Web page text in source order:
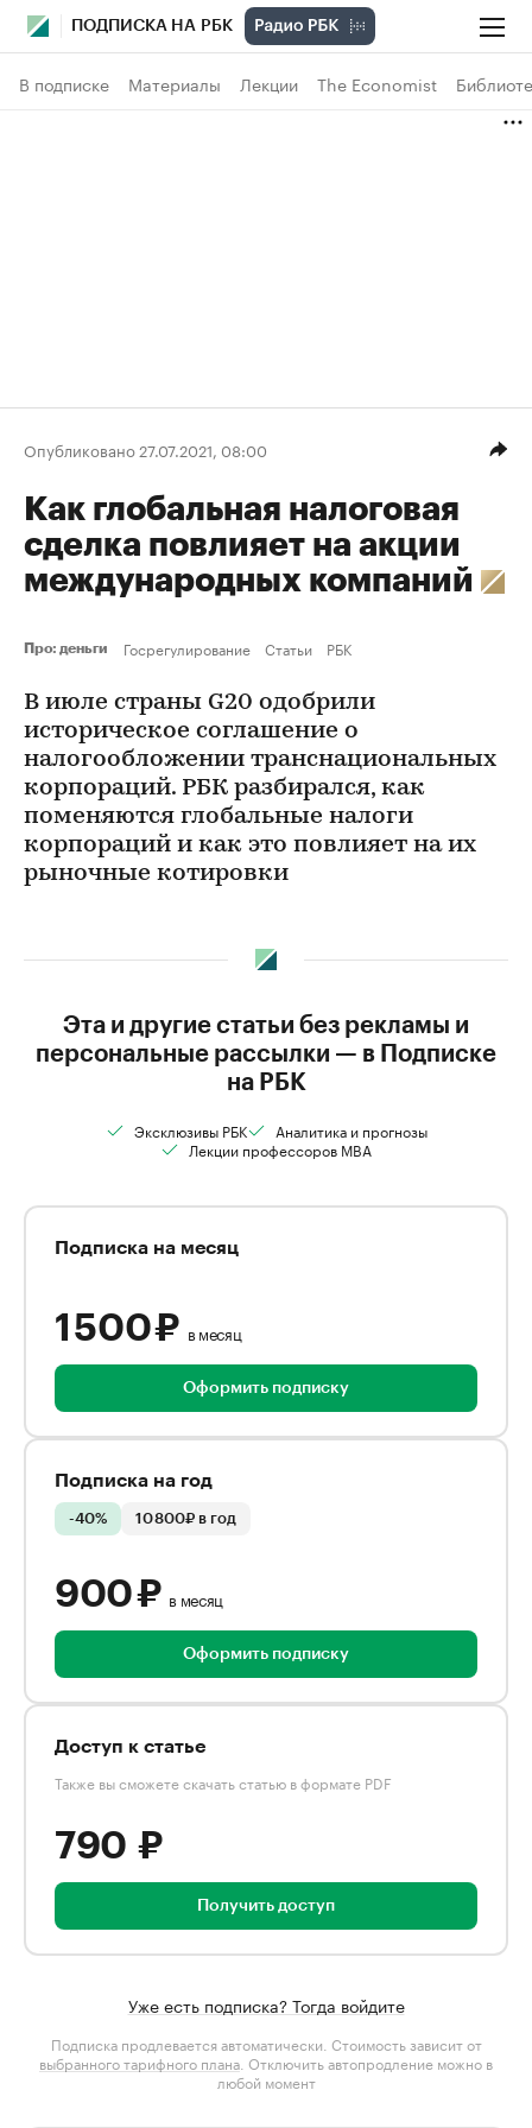
ПОДПИСКА НА РБК
В подписке Материалы Лекции The Economist
Опубликовано 27.07.2021, 08:00
Как глобальная налоговая
сделка повлияет на акции
международных компаний
Про: деньги Госрегулирование Статьи РБК
В июле страны G20 одобрили
историческое соглашение о
налогообложении транснациональных
корпораций. РБК разбирался, как
поменяются глобальные налоги
корпораций и как это повлияет на их
рыночные котировки
Эта и другие статьи без рекламы и
персональные рассылки — в Подписке
на РБК
Эксклюзивы РБК
Аналитика и прогнозы
Лекции профессоров MBA
Подписка на месяц
1 500 ₽ в месяц
Оформить подписку
Подписка на год
-40% 10 800₽ в год
900 ₽ в месяц
Оформить подписку
Доступ к статье
Также вы сможете скачать статью в формате PDF
790 ₽
Получить доступ
Уже есть подписка? Тогда войдите
Подписка продлевается автоматически. Стоимость зависит от
выбранного тарифного плана . Отключить автопродление можно в
любой момент